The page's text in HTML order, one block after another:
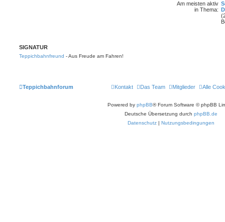
Am meisten aktiv
in Thema:
SIGNATUR
Teppichbahnfreund - Aus Freude am Fahren!
Teppichbahnforum Alle
Mitglieder
Das Team
Kontakt
Powered by phpBB® Forum Software © phpBB
Deutsche Übersetzung durch phpBB.de
Datenschutz | Nutzungsbedingungen